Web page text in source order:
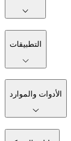
التطبيقات
الأدوات والموارد